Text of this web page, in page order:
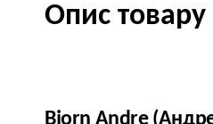
Опис товару
Bjorn Andre